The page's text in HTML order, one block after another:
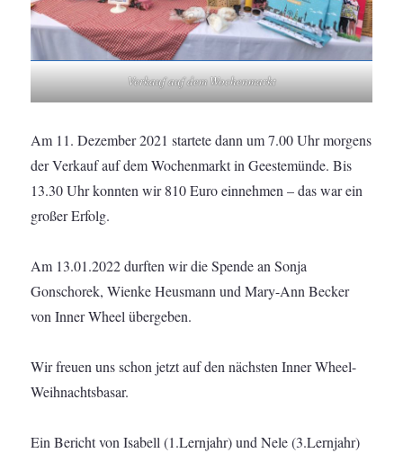
Verkauf auf dem Wochenmarkt
Am 11. Dezember 2021 startete dann um 7.00 Uhr morgens
der Verkauf auf dem Wochenmarkt in Geestemünde. Bis
13.30 Uhr konnten wir 810 Euro einnehmen – das war ein
großer Erfolg.
Am 13.01.2022 durften wir die Spende an Sonja
Gonschorek, Wienke Heusmann und Mary-Ann Becker
von Inner Wheel übergeben.
Wir freuen uns schon jetzt auf den nächsten Inner Wheel-
Weihnachtsbasar.
Ein Bericht von Isabell (1.Lernjahr) und Nele (3.Lernjahr)